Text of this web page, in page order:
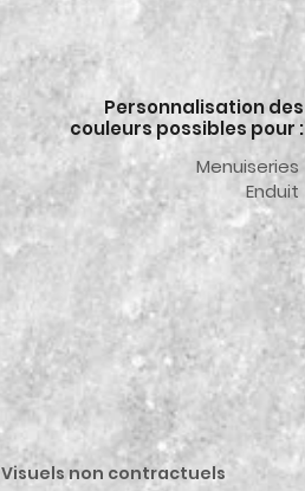
Personnalisation des
couleurs possibles pour :
Menuiseries
Enduit
Visuels non contractuels